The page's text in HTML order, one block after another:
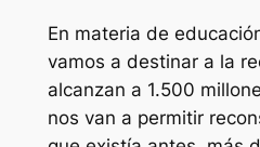
En materia de
vamos a destinar a la
alcanzan a 1.500
nos van a permitir